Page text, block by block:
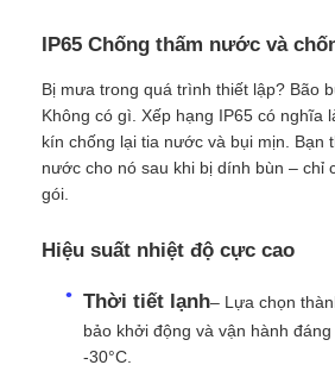
Tham quan nhà máy
Kiểm soát chất lượng
Liên hệ với chúng tôi
Các trường hợp
IP65 Chống thấm nước và
Bị mưa trong quá trình thiết lập? Bão
Không có gì. Xếp hạng IP65 có nghĩa
kín chống lại tia nước và bụi mịn. Bạn
nước cho nó sau khi bị dính bùn – chỉ
gói.
Hiệu suất nhiệt độ cực cao
Thời tiết lạnh– Lựa chọn
bảo khởi động và vận hành
-30°C.